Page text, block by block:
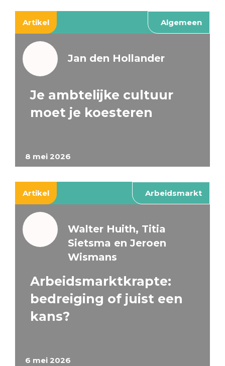
Artikel Algemeen
8 mei 2026
Jan den Hollander
Je ambtelijke cultuur
moet je koesteren
Artikel Arbeidsmarkt
6 mei 2026
Walter Huith, Titia
Sietsma en Jeroen
Wismans
Arbeidsmarktkrapte:
bedreiging of juist een
kans?